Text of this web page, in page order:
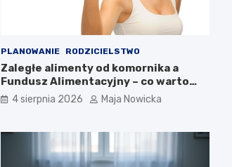
PLANOWANIE RODZICIELSTWO
Zaległe alimenty od komornika a
Fundusz Alimentacyjny – co warto
wiedzieć?
4 sierpnia 2026 Maja Nowicka